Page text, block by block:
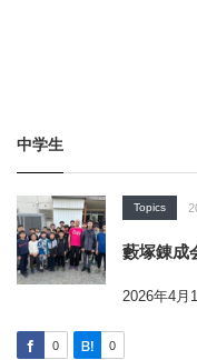
中学生
Topics
藪塚錬成
2026年4月
0 0